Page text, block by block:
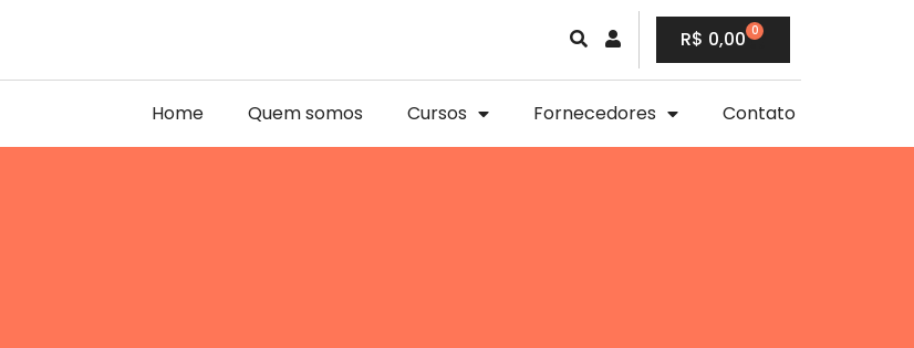
R$ 0,00 0
Home Quem somos Cursos Fornecedores Contato